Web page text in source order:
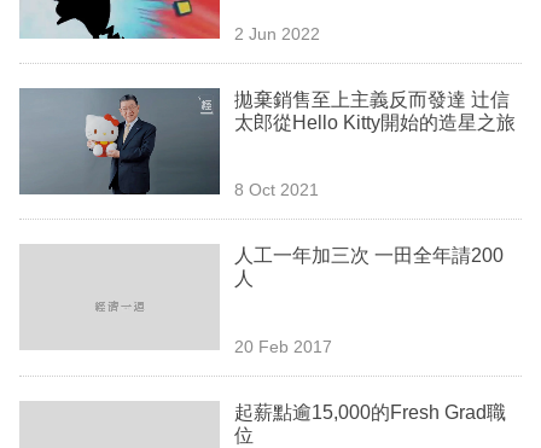
理
業
技
生
2 Jun 2022
拋棄銷售至上主義反而發達 辻信
太郎從Hello Kitty開始的造星之旅
8 Oct 2021
人工一年加三次 一田全年請200
人
20 Feb 2017
起薪點逾15,000的Fresh Grad職
位